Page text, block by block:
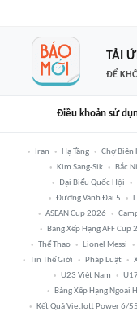
TẢI
ĐỂ
Điều khoản sử
Iran Hạ Tầng Chợ Biên
Kim Sang-Sik
Bắc
Đại Biểu Quốc Hội
Đường Vành Đai 5
ASEAN Cup 2026
Bảng Xếp Hạng AFF Cup
Thể Thao
Lionel Messi
Tin Thế Giới
Pháp Luật
U23 Việt Nam
Bảng Xếp Hạng Ngoại
Kết Quả Vietlott Power 6/55